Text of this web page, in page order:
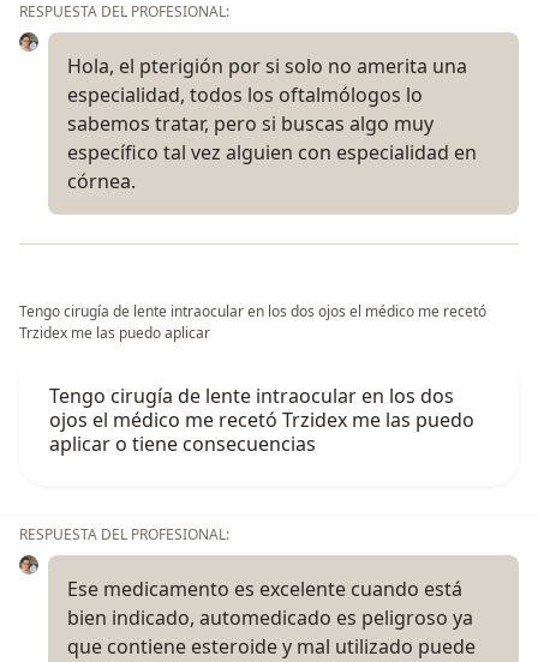
RESPUESTA DEL PROFESIONAL:
Hola, el pterigión por si solo no amerita una
especialidad, todos los oftalmólogos lo
sabemos tratar, pero si buscas algo muy
específico tal vez alguien con especialidad en
córnea.
Tengo cirugía de lente intraocular en los dos ojos el médico me recetó
Trzidex me las puedo aplicar
Tengo cirugía de lente intraocular en los dos
ojos el médico me recetó Trzidex me las puedo
aplicar o tiene consecuencias
RESPUESTA DEL PROFESIONAL:
Ese medicamento es excelente cuando está
bien indicado, automedicado es peligroso ya
que contiene esteroide y mal utilizado puede